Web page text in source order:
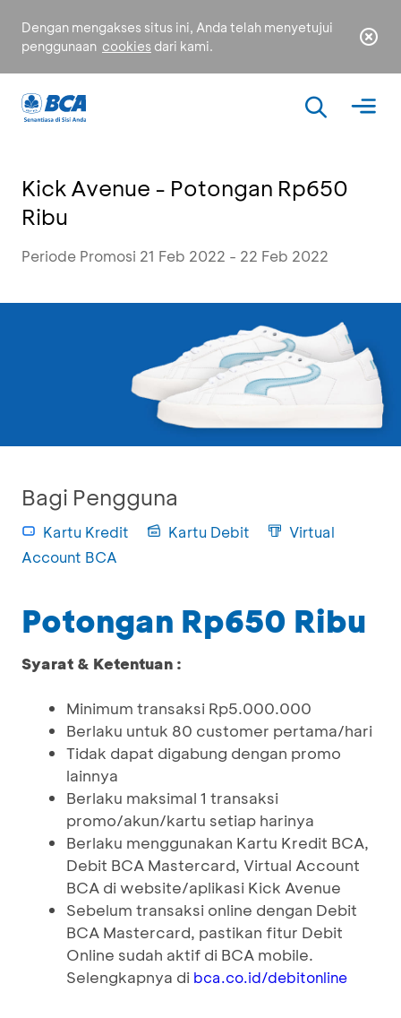
Dengan mengakses situs ini, Anda telah menyetujui
penggunaan cookies dari kami.
Kick Avenue - Potongan Rp650
Ribu
Periode Promosi 21 Feb 2022 - 22 Feb 2022
Bagi Pengguna
Kartu Kredit Kartu Debit
Virtual
Account BCA
Potongan Rp650 Ribu
Syarat & Ketentuan :
Minimum transaksi Rp5.000.000
Berlaku untuk 80 customer pertama/hari
Tidak dapat digabung dengan promo
lainnya
Berlaku maksimal 1 transaksi
promo/akun/kartu setiap harinya
Berlaku menggunakan Kartu Kredit BCA,
Debit BCA Mastercard, Virtual Account
BCA di website/aplikasi Kick Avenue
Sebelum transaksi online dengan Debit
BCA Mastercard, pastikan fitur Debit
Online sudah aktif di BCA mobile.
Selengkapnya di bca.co.id/debitonline